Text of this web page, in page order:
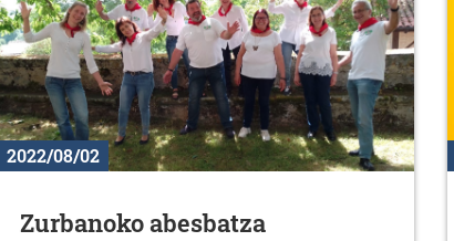
2022/08/02
Zurbanoko abesbatza